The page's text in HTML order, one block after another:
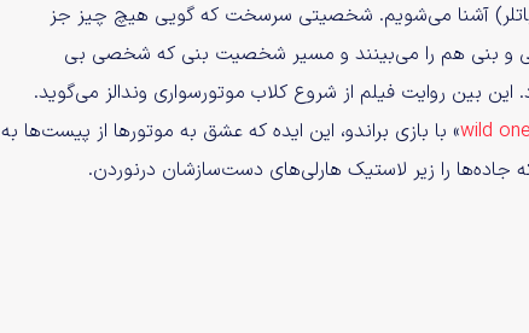
آشنا می‌شویم. شخصیتی سرسخت که گویی هیچ چیز جز
و بنی هم را می‌بینند و مسیر شخصیت بنی که شخصی بی
بین روایت فیلم از شروع کلاب موتورسواری وندالز می‌گوید.
wild one» با بازی براندو، این ایده که عشق به موتور‌ها از پیست‌ها به
جاده‌ها را زیر لاستیک هارلی‌های دست‌سازشان درنوردن.